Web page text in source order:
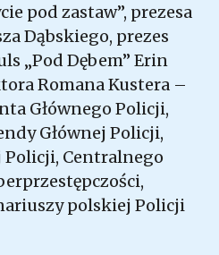
pod zastaw”, prezesa
Dąbskiego, prezes
„Pod Dębem” Erin
Romana Kustera –
Głównego Policji,
Głównej Policji,
Policji, Centralnego
polskiej Policji